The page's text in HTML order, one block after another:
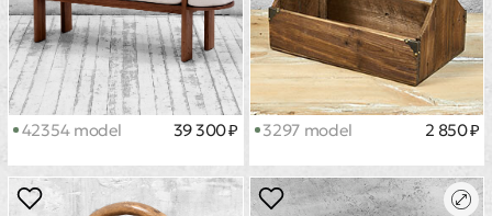
42354 model 39 300 ₽ 3297 model 2 850 ₽